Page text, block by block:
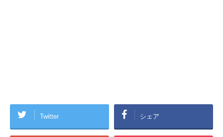
Twitter シェア